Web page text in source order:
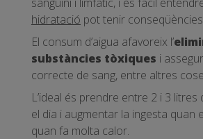
hidratació pot tenir
El consum d’aigua afavoreix l’
substàncies tòxiques i
correcte de sang, entre altres
L’ideal és prendre entre 2 i 3 litres
el dia i augmentar la ingesta quan
quan fa molta calor.